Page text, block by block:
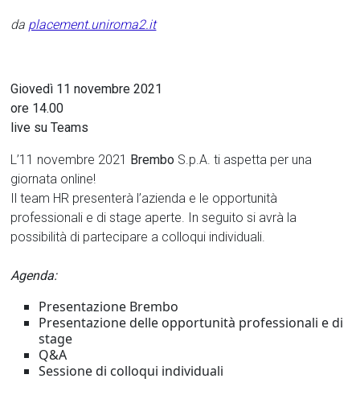
da placement.uniroma2.it
Giovedì 11 novembre 2021
ore 14.00
live su Teams
L’11 novembre 2021 Brembo S.p.A. ti aspetta per una
giornata online!
Il team HR presenterà l’azienda e le opportunità
professionali e di stage aperte. In seguito si avrà la
possibilità di partecipare a colloqui individuali.
Agenda:
Presentazione Brembo
Presentazione delle opportunità professionali e di
stage
Q&A
Sessione di colloqui individuali